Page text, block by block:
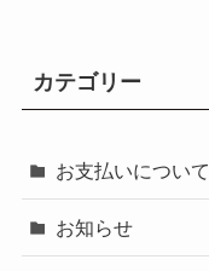
カテゴリー
お支払いについて
お知らせ